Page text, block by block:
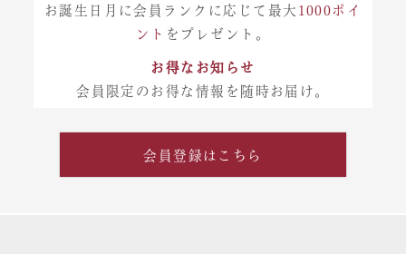
お誕生日月に会員ランクに応じて最大 1000ポイ
ント をプレゼント。
お得なお知らせ
会員限定のお得な情報を随時お届け。
会員登録はこちら